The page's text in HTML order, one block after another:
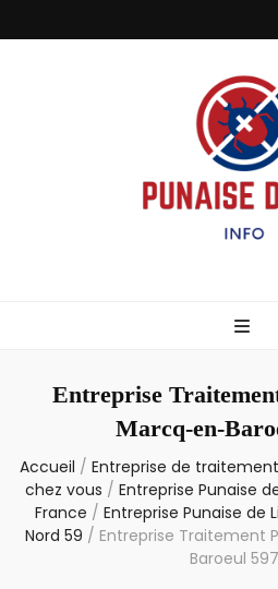
–
Entreprise
Marcq-en-
Accueil / Entreprise de
chez vous / Entreprise Punaise
France / Entreprise Punaise de
Nord 59 / Entreprise Traitement
Baroeul